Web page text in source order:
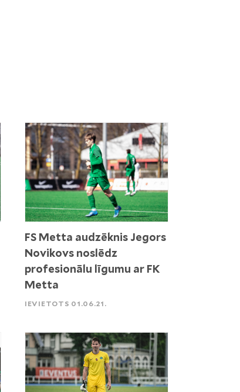
FS Metta audzēknis Jegors
Novikovs noslēdz
profesionālu līgumu ar FK
Metta
IEVIETOTS 01.06.21.